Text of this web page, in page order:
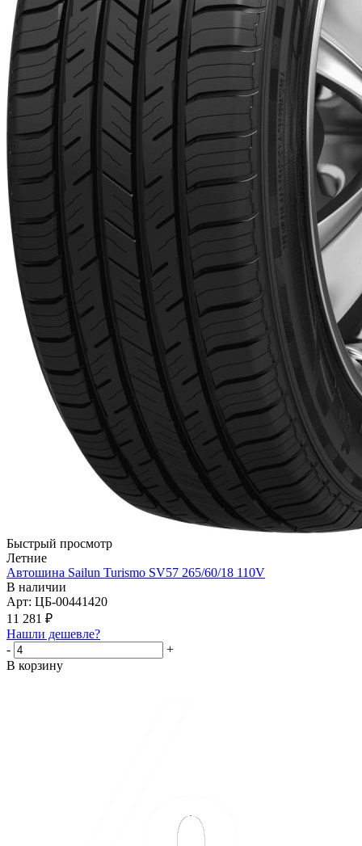
Быстрый просмотр
Летние
Автошина Sailun Turismo SV57 265/60/18 110V
В наличии
Арт: ЦБ-00441420
11 281 ₽
Нашли дешевле?
-
+
В корзину